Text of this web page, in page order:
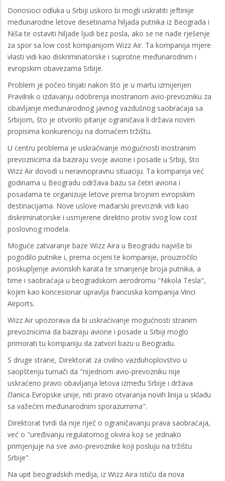
Donosioci odluka u Srbiji uskoro bi mogli uskratiti jeftinije
međunarodne letove desetinama hiljada putnika iz Beograda i
Niša te ostaviti hiljade ljudi bez posla, ako se ne nađe rješenje
za spor sa low cost kompanijom Wizz Air. Ta kompanija mjere
vlasti vidi kao diskriminatorske i suprotne međunarodnim i
evropskim obavezama Srbije.
Problem je počeo tinjati nakon što je u martu izmijenjen
Pravilnik o izdavanju odobrenja inostranom avio-prevozniku za
obavljanje međunarodnog javnog vazdušnog saobraćaja sa
Srbijom, što je otvorilo pitanje ograničava li država novim
propisima konkurenciju na domaćem tržištu.
U centru problema je uskraćivanje mogućnosti inostranim
prevoznicima da baziraju svoje avione i posade u Srbiji, što
Wizz Air dovodi u neravnopravnu situaciju. Ta kompanija već
godinama u Beogradu održava bazu sa četiri aviona i
posadama te organizuje letove prema brojnim evropskim
destinacijama. Nove uslove mađarski prevoznik vidi kao
diskriminatorske i usmjerene direktno protiv svog low cost
poslovnog modela.
Moguće zatvaranje baze Wizz Aira u Beogradu najviše bi
pogodilo putnike i, prema ocjeni te kompanije, prouzročilo
poskupljenje avionskih karata te smanjenje broja putnika, a
time i saobraćaja u beogradskom aerodromu "Nikola Tesla",
kojim kao koncesionar upravlja francuska kompanija Vinci
Airports.
Wizz Air upozorava da bi uskraćivanje mogućnosti stranim
prevoznicima da baziraju avione i posade u Srbiji moglo
primorati tu kompaniju da zatvori bazu u Beogradu.
S druge strane, Direktorat za civilno vazduhoplovstvo u
saopštenju tumači da "nijednom avio-prevozniku nije
uskraćeno pravo obavljanja letova između Srbije i država
članica Evropske unije, niti pravo otvaranja novih linija u skladu
sa važećim međunarodnim sporazumima".
Direktorat tvrdi da nije riječ o ograničavanju prava saobraćaja,
već o "uređivanju regulatornog okvira koji se jednako
primjenjuje na sve avio-prevoznike koji posluju na tržištu
Srbije".
Na upit beogradskih medija, iz Wizz Aira ističu da nova